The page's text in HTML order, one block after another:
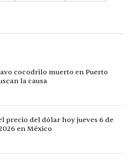
cocodrilo muerto en Puerto
la causa
precio del dólar hoy jueves 6 de
en México